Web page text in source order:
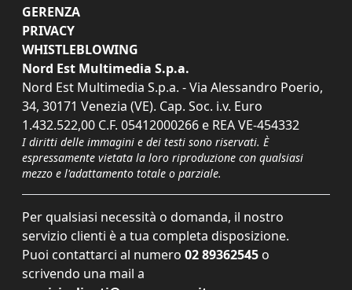
GERENZA
PRIVACY
WHISTLEBLOWING
Nord Est Multimedia S.p.a.
Nord Est Multimedia S.p.a. - Via Alessandro Poerio,
34, 30171 Venezia (VE). Cap. Soc. i.v. Euro
1.432.522,00 C.F. 05412000266 e REA VE-454332
I diritti delle immagini e dei testi sono riservati. È
espressamente vietata la loro riproduzione con qualsiasi
mezzo e l'adattamento totale o parziale.
Per qualsiasi necessità o domanda, il nostro
servizio clienti è a tua completa disposizione.
Puoi contattarci al numero 02 89362545 o
scrivendo una mail a